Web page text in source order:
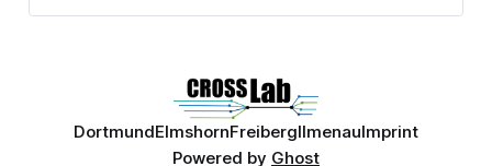
DortmundElmshornFreibergIlmenauImprint
Powered by Ghost